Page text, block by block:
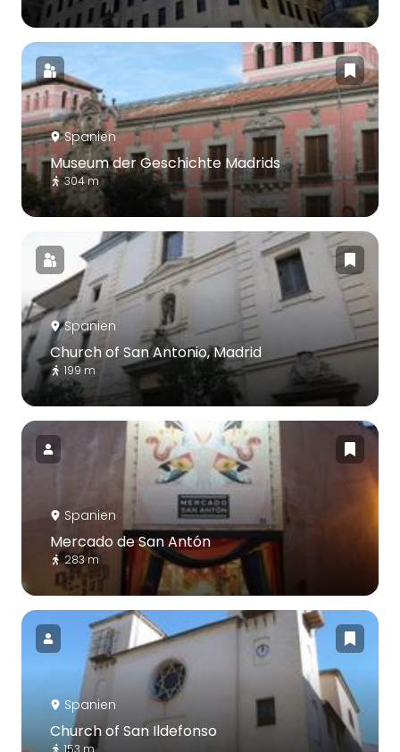
Spanien
Museum der Geschichte Madrids
304 m
Spanien
Church of San Antonio, Madrid
199 m
Spanien
Mercado de San Antón
283 m
Spanien
Church of San Ildefonso
153 m